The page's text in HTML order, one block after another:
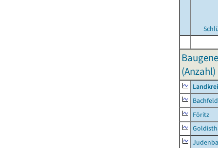
(Anzahl)
Bachfeld
Föritz